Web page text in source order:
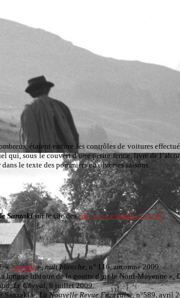
des dernières parutions, des lectures, des colloques…
étaient encore les contrôles de voitures
qui, sous le couvert d’une petite ferme, livre de
le texte des pommiers en diverses saisons.
Sanzaki sur le site deséditions Le temps qu'il fait...
«Sanzaki»,nuit blanche , n° 116, automne 2009.
longue histoire de la goutte dans le Nord-Mayenne »,
Le Cheval , 9 juillet 2009.
Sanzaki »,La Nouvelle Revue Française, n°589, avril